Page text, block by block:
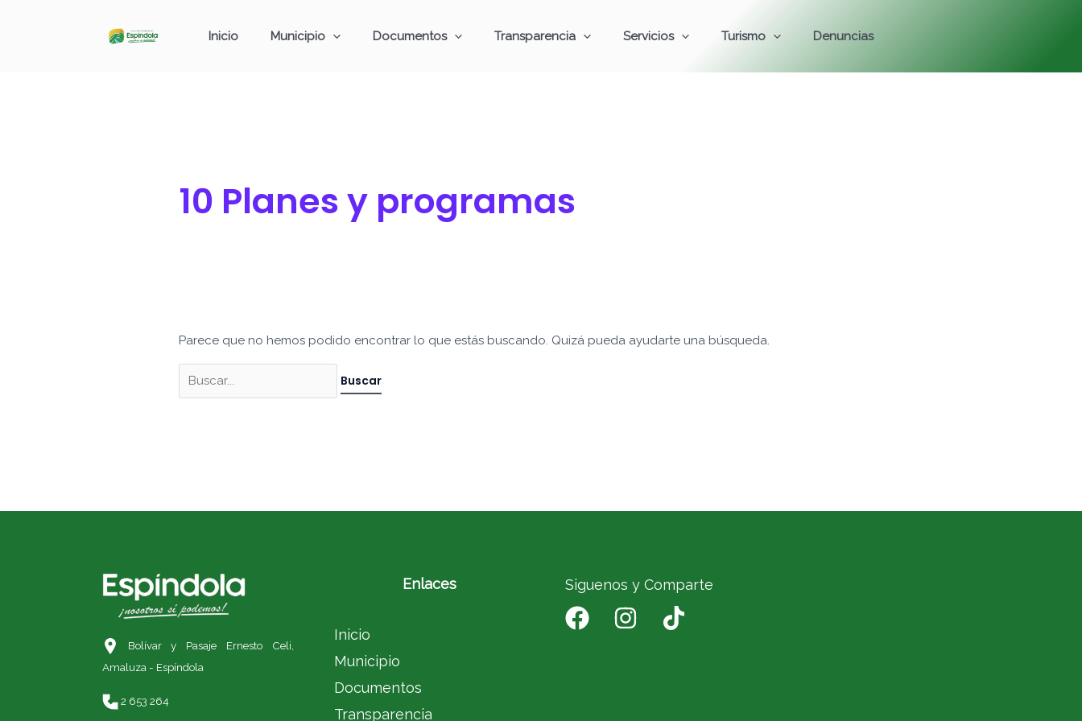
Inicio Municipio Documentos Transparencia Servicios Turismo Denuncias
10 Planes y programas
Parece que no hemos podido encontrar lo que estás buscando. Quizá pueda ayudarte una búsqueda.
Bolívar y Pasaje Ernesto Celi,
Amaluza - Espíndola
2 653 264
Enlaces
Inicio
Municipio
Documentos
Transparencia
Siguenos y Comparte